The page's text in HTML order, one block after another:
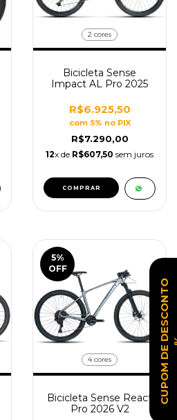
2 cores
Bicicleta Sense
Impact AL Pro 2025
R$6.925,50
com 5% no PIX
R$7.290,00
12x de R$607,50 sem juros
COMPRAR
5%
OFF
4 cores
Bicicleta Sense React
Pro 2026 V2
C
U
P
O
M
D
E
D
E
S
C
O
N
T
O